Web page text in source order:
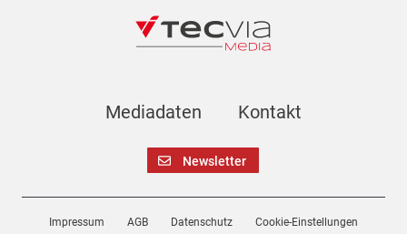
Mediadaten Kontakt
Newsletter
Impressum AGB Datenschutz Cookie-Einstellungen